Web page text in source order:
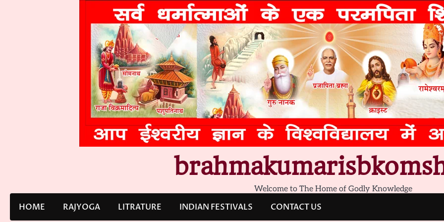
Welcome to The Home of Godly Knowledge
HOME RAJYOGA LITRATURE INDIAN FESTIVALS CONTACT US